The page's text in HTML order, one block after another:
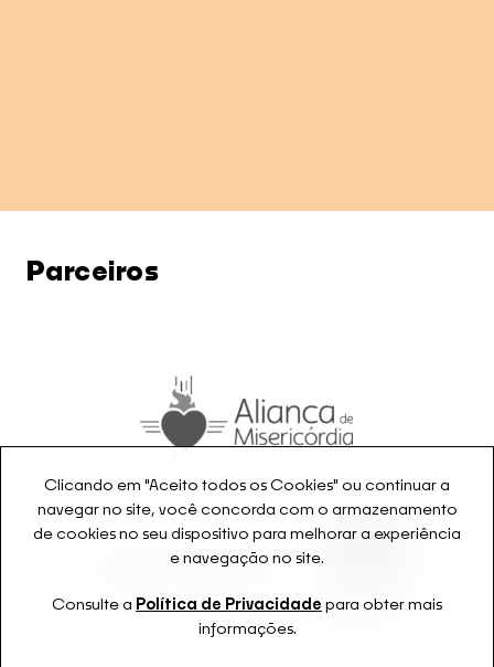
Parceiros
Clicando em "Aceito todos os Cookies" ou continuar a
navegar no site, você concorda com o armazenamento
de cookies no seu dispositivo para melhorar a experiência
e navegação no site.
Consulte a Política de Privacidade para obter mais
informações.